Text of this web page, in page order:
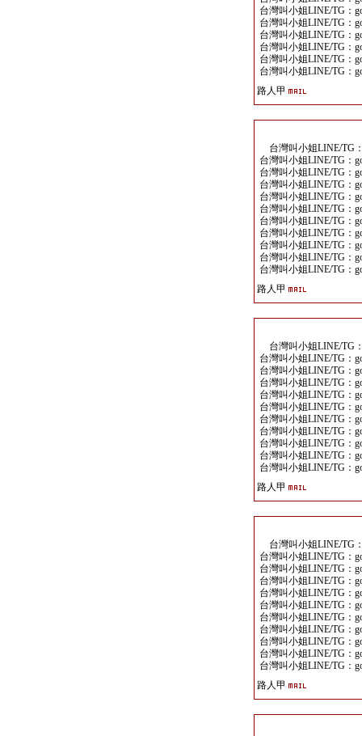
台灣叫小姐LINE/TG：
台灣叫小姐LINE/TG：
台灣叫小姐LINE/TG：
台灣叫小姐LINE/TG：
台灣叫小姐LINE/TG：
台灣叫小姐LINE/TG：
路人甲
台灣叫小姐LINE/TG
台灣叫小姐LINE/TG：
台灣叫小姐LINE/TG：
台灣叫小姐LINE/TG：
台灣叫小姐LINE/TG：
台灣叫小姐LINE/TG：
台灣叫小姐LINE/TG：
台灣叫小姐LINE/TG：
台灣叫小姐LINE/TG：
台灣叫小姐LINE/TG：
台灣叫小姐LINE/TG：
路人甲
台灣叫小姐LINE/TG
台灣叫小姐LINE/TG：
台灣叫小姐LINE/TG：
台灣叫小姐LINE/TG：
台灣叫小姐LINE/TG：
台灣叫小姐LINE/TG：
台灣叫小姐LINE/TG：
台灣叫小姐LINE/TG：
台灣叫小姐LINE/TG：
台灣叫小姐LINE/TG：
台灣叫小姐LINE/TG：
路人甲
台灣叫小姐LINE/TG
台灣叫小姐LINE/TG：
台灣叫小姐LINE/TG：
台灣叫小姐LINE/TG：
台灣叫小姐LINE/TG：
台灣叫小姐LINE/TG：
台灣叫小姐LINE/TG：
台灣叫小姐LINE/TG：
台灣叫小姐LINE/TG：
台灣叫小姐LINE/TG：
台灣叫小姐LINE/TG：
路人甲